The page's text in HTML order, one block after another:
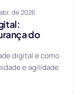
de 2026
do
digital e como
e agilidade